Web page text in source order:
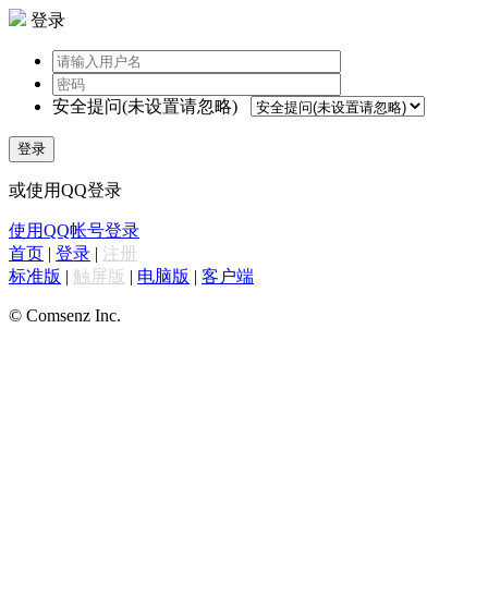
登录
安全提问(未设置请忽略)
登录
或使用QQ登录
使用QQ帐号登录
首页 | 登录 | 注册
标准版 | 触屏版 | 电脑版 | 客户端
© Comsenz Inc.